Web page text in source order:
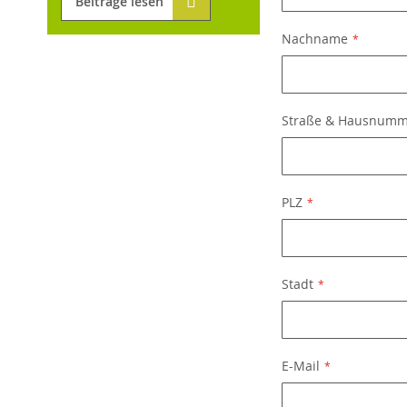
Nachname
Straße &
PLZ
Stadt
E-Mail